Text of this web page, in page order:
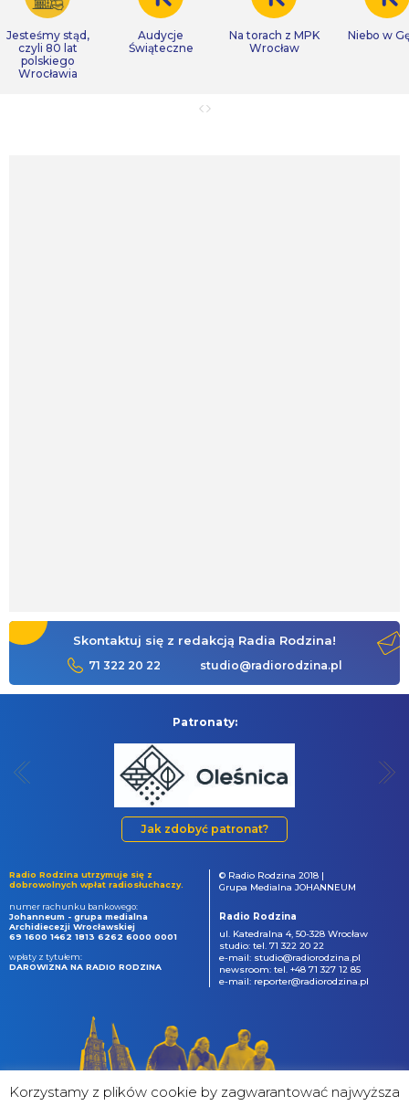
Jesteśmy stąd,
czyli 80 lat
polskiego
Wrocławia
Audycje
Świąteczne
Na torach z MPK
Wrocław
Niebo w
Skontaktuj się z redakcją Radia Rodzina!
71 322 20 22 studio@radiorodzina.pl
Patronaty:
Jak zdobyć patronat?
Radio Rodzina utrzymuje się z
dobrowolnych wpłat radiosłuchaczy.
numer rachunku bankowego:
Johanneum - grupa medialna
Archidiecezji Wrocławskiej
69 1600 1462 1813 6262 6000 0001
wpłaty z tytułem:
DAROWIZNA NA RADIO RODZINA
© Radio Rodzina 2018 |
Grupa Medialna JOHANNEUM
Radio Rodzina
ul. Katedralna 4, 50-328 Wrocław
studio: tel. 71 322 20 22
e-mail: studio@radiorodzina.pl
newsroom: tel. +48 71 327 12 85
e-mail: reporter@radiorodzina.pl
Korzystamy z plików cookie by zagwarantować najwyższa